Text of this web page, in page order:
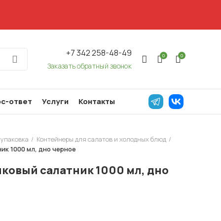
+7 342 258-48-49
Заказать обратный звонок
0 0
ответ Услуги Контакты
Контейнеры для салатов и холодных блюд
1000 мл, дно черное
салатник 1000 мл, дно